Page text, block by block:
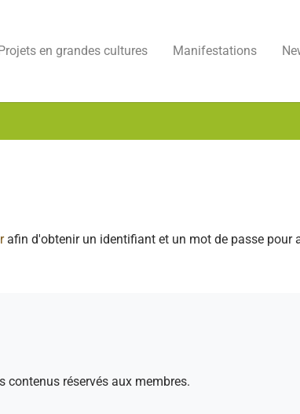
en grandes cultures Manifestations
afin d'obtenir un identifiant et un mot de passe pour
contenus réservés aux membres.